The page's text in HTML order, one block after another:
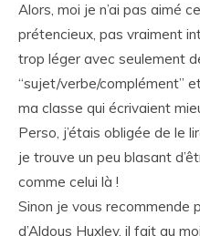
Alors, moi je n’ai pas aimé
prétencieux, pas vraiment
trop léger avec seulement
“sujet/verbe/complément”
ma classe qui écrivaient
Perso, j’étais obligée de le
je trouve un peu blasant
comme celui là !
Sinon je vous recommende
d’Aldous Huxley, il fait au